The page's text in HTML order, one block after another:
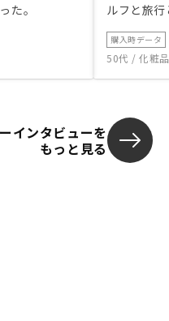
た。
ルフと旅
購入時データ
50代 / 化粧
インタビューを
もっと見る